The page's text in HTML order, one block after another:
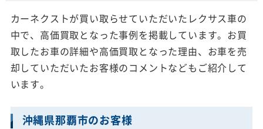
カーネクストが買い取らせていただいたレクサス車の
中で、高価買取となった事例を掲載しています。お買
取したお車の詳細や高価買取となった理由、お車を売
却していただいたお客様のコメントなどもご紹介して
います。
沖縄県那覇市のお客様